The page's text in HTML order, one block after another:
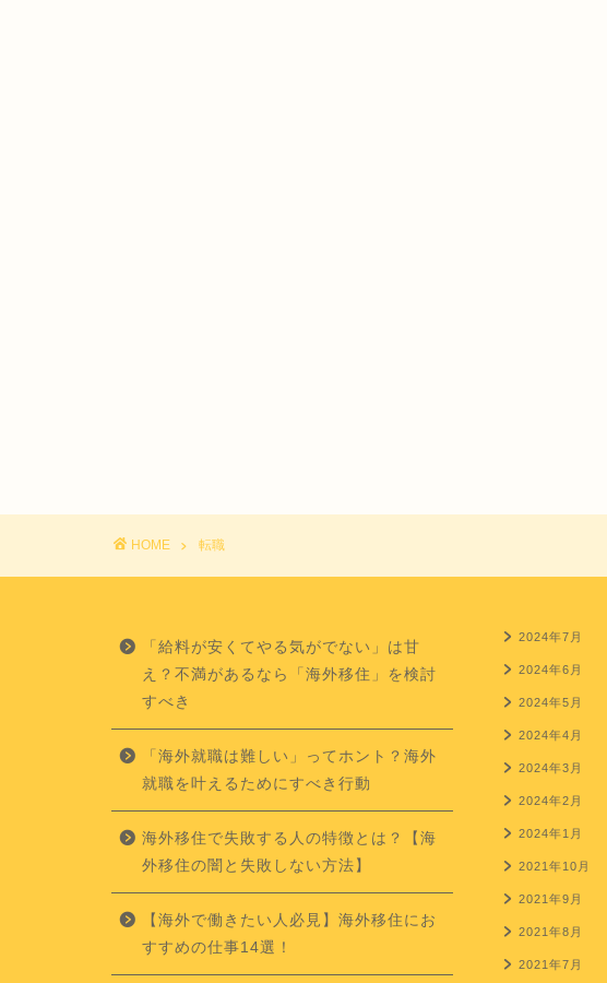
HOME 転職
「給料が安くてやる気がでない」は甘
え？不満があるなら「海外移住」を検討
すべき
「海外就職は難しい」ってホント？海外
就職を叶えるためにすべき行動
海外移住で失敗する人の特徴とは？【海
外移住の闇と失敗しない方法】
【海外で働きたい人必見】海外移住にお
すすめの仕事14選！
2024年7月
2024年6月
2024年5月
2024年4月
2024年3月
2024年2月
2024年1月
2021年10月
2021年9月
2021年8月
2021年7月